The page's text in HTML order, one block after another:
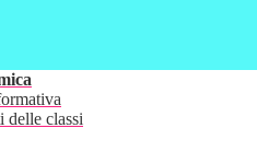
delle classi